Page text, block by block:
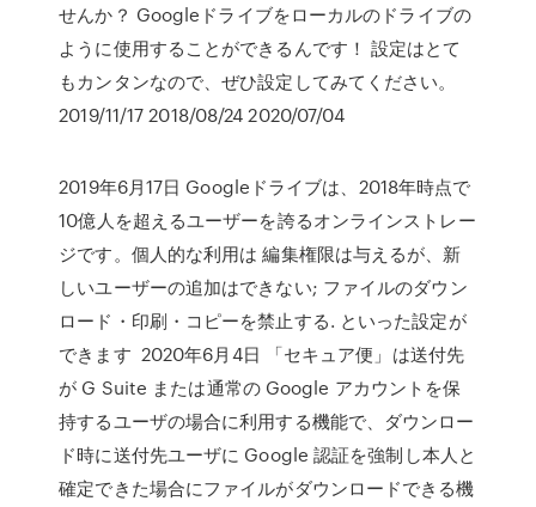
せんか？ Googleドライブをローカルのドライブの
ように使用することができるんです！ 設定はとて
もカンタンなので、ぜひ設定してみてください。
2019/11/17 2018/08/24 2020/07/04
2019年6月17日 Googleドライブは、2018年時点で
10億人を超えるユーザーを誇るオンラインストレー
ジです。個人的な利用は 編集権限は与えるが、新
しいユーザーの追加はできない; ファイルのダウン
ロード・印刷・コピーを禁止する. といった設定が
できます 2020年6月4日 「セキュア便」は送付先
が G Suite または通常の Google アカウントを保
持するユーザの場合に利用する機能で、ダウンロー
ド時に送付先ユーザに Google 認証を強制し本人と
確定できた場合にファイルがダウンロードできる機